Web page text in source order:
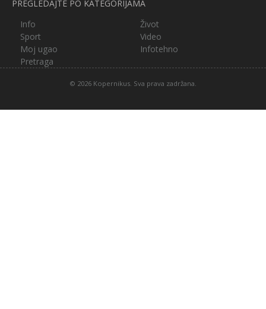
PREGLEDAJTE PO KATEGORIJAMA
Info
Život
Sport
Video
Moj ugao
Infotehno
Pretraga
© 2026 Kopernikus. Sva prava zadržana.